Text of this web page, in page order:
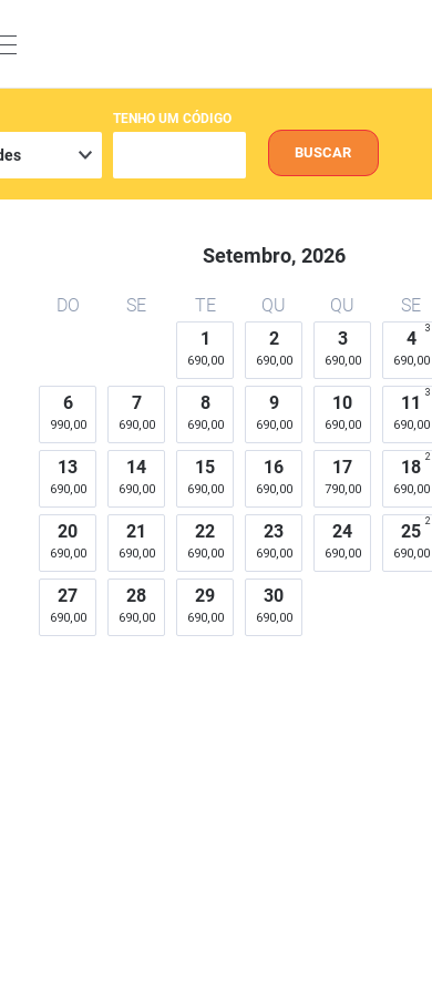
TENHO UM CÓDIGO
BUSCAR
Setembro, 2026
DO SE TE QU QU SE
1
690,00
2
690,00
3
690,00
4
690,00
3
6
990,00
7
690,00
8
690,00
9
690,00
10
690,00
11
690,00
3
13
690,00
14
690,00
15
690,00
16
690,00
17
790,00
18
690,00
2
20
690,00
21
690,00
22
690,00
23
690,00
24
690,00
25
690,00
2
27
690,00
28
690,00
29
690,00
30
690,00